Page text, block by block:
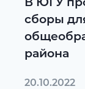
сборы
района
20.10.2022